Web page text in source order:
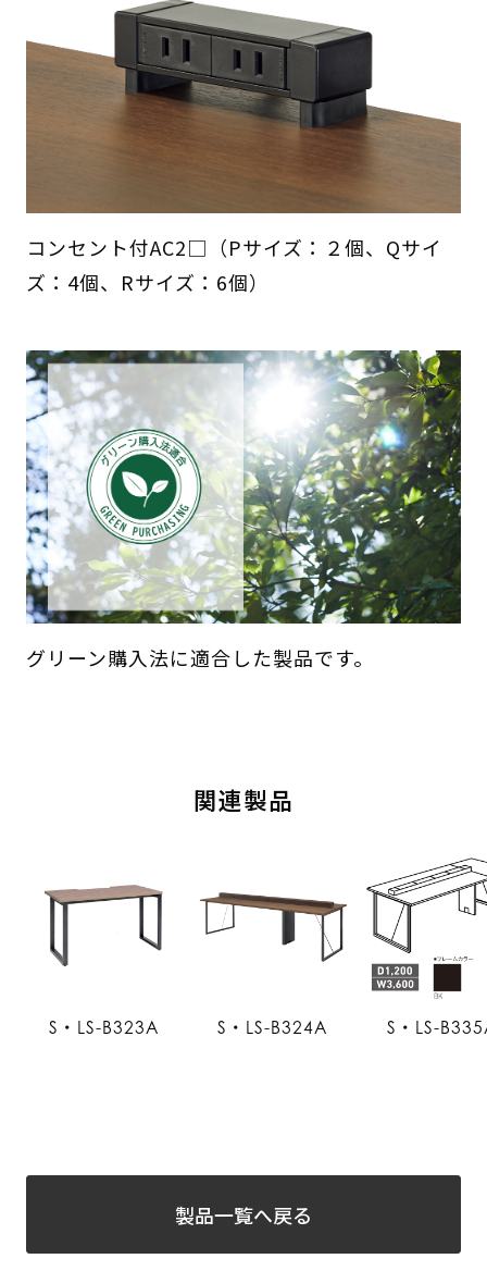
コンセント付AC2□（Pサイズ：２個、Qサイ
ズ：4個、Rサイズ：6個）
グリーン購入法に適合した製品です。
関連製品
S・LS-B323A S・LS-B324A S・LS-
製品一覧へ戻る